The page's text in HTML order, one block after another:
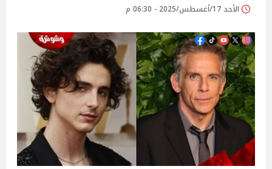
الأحد 17/أغسطس/2025 - 06:30 م